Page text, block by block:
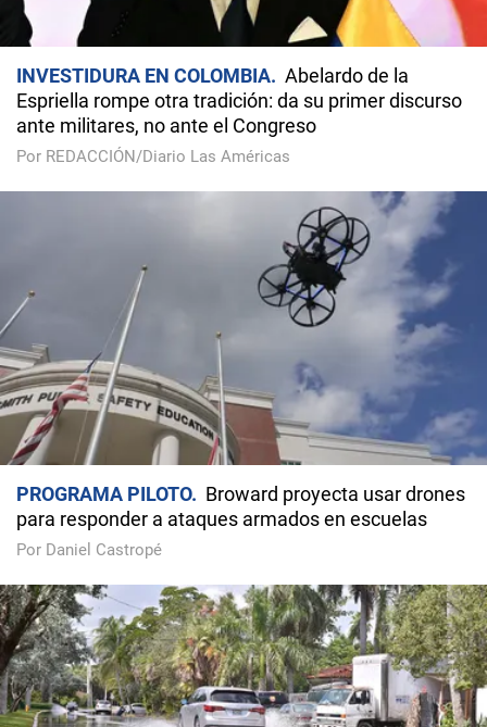
INVESTIDURA EN COLOMBIA
Abelardo de la
Espriella rompe otra tradición: da su primer discurso
ante militares, no ante el Congreso
Por REDACCIÓN/Diario Las Américas
PROGRAMA PILOTO
Broward proyecta usar drones
para responder a ataques armados en escuelas
Por Daniel Castropé